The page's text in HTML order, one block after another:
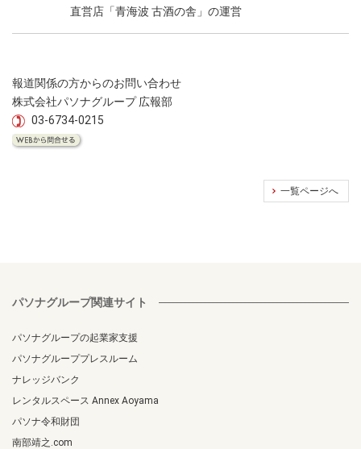
直営店「青海波 古酒の舎」の運営
報道関係の方からのお問い合わせ
株式会社パソナグループ 広報部
03-6734-0215
一覧ページへ
パソナグループ関連サイト
パソナグループの起業家支援
パソナグループプレスルーム
ナレッジバンク
レンタルスペース Annex Aoyama
パソナ令和財団
南部靖之.com